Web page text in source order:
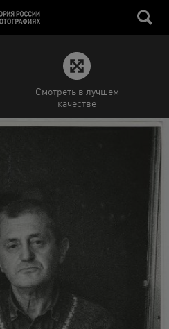
Смотреть в лучшем
качестве